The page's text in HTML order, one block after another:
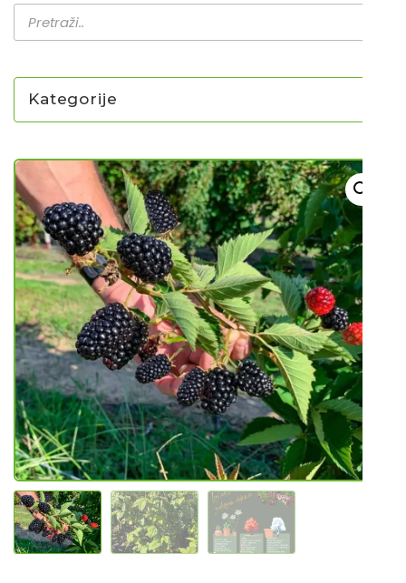
Kategorije
SADNICE
UKRASNO BILJE I TRAJNICE
GRMOVI/DRVEĆE
HIT SEZONE*** VRTNI SLJEZOVI
UKRASNE TRAVE
HORTENZIJE
LJEKOVITO I ZAČINSKO
VOĆE / BOBIČASTO VOĆE
Sjeme
Sjeme povrća
Rajčice
Chili
Ostalo sjeme